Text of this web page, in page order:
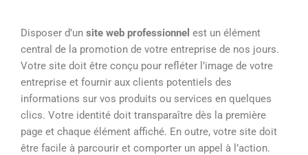
Disposer d’un site web professionnel est un élément
central de la promotion de votre entreprise de nos jours.
Votre site doit être conçu pour refléter l’image de votre
entreprise et fournir aux clients potentiels des
informations sur vos produits ou services en quelques
clics. Votre identité doit transparaître dès la première
page et chaque élément affiché. En outre, votre site doit
être facile à parcourir et comporter un appel à l’action.